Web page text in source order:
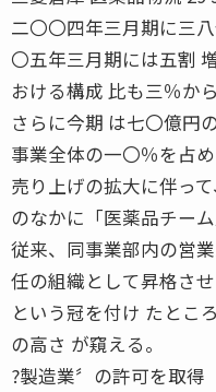
二〇〇四年三月期に三
〇五年三月期には五割
おける構成 比も三％か
さらに今期 は七〇億円
事業全体の一〇％を占め
売り上げの拡大に伴っ
のなかに「医薬品チーム
従来、同事業部内の営
任の組織として昇格さ
という冠を付け たとこ
の高さ が窺える。
?製造業〞の許可を取得